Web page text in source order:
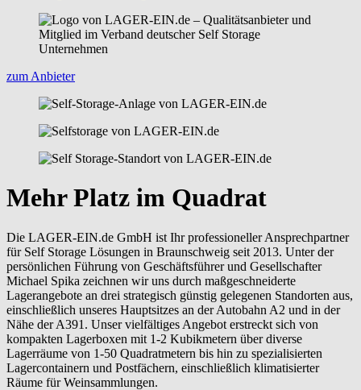
zum Anbieter
Mehr Platz im Quadrat
Die LAGER-EIN.de GmbH ist Ihr professioneller Ansprechpartner
für Self Storage Lösungen in Braunschweig seit 2013. Unter der
persönlichen Führung von Geschäftsführer und Gesellschafter
Michael Spika zeichnen wir uns durch maßgeschneiderte
Lagerangebote an drei strategisch günstig gelegenen Standorten aus,
einschließlich unseres Hauptsitzes an der Autobahn A2 und in der
Nähe der A391. Unser vielfältiges Angebot erstreckt sich von
kompakten Lagerboxen mit 1-2 Kubikmetern über diverse
Lagerräume von 1-50 Quadratmetern bis hin zu spezialisierten
Lagercontainern und Postfächern, einschließlich klimatisierter
Räume für Weinsammlungen.